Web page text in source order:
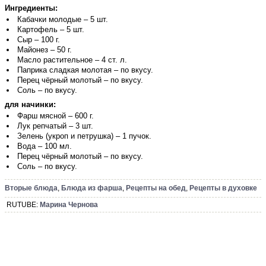
Ингредиенты:
Кабачки молодые – 5 шт.
Картофель – 5 шт.
Сыр – 100 г.
Майонез – 50 г.
Масло растительное – 4 ст. л.
Паприка сладкая молотая – по вкусу.
Перец чёрный молотый – по вкусу.
Соль – по вкусу.
для начинки:
Фарш мясной – 600 г.
Лук репчатый – 3 шт.
Зелень (укроп и петрушка) – 1 пучок.
Вода – 100 мл.
Перец чёрный молотый – по вкусу.
Соль – по вкусу.
Вторые блюда, Блюда из фарша, Рецепты на обед, Рецепты в духовке
RUTUBE: Марина Чернова